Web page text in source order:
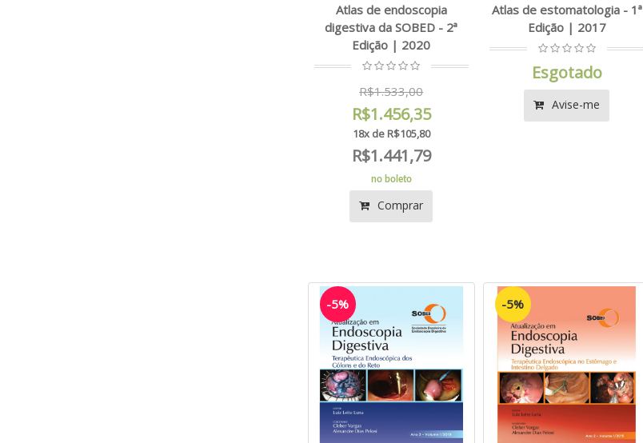
Atlas de endoscopia
digestiva da SOBED - 2ª
Edição | 2020
R$1.533,00
R$1.456,35
18x de R$105,80
R$1.441,79
no boleto
Comprar
Atlas de estomatologia - 1ª
Edição | 2017
Esgotado
Avise-me
-5% -5%